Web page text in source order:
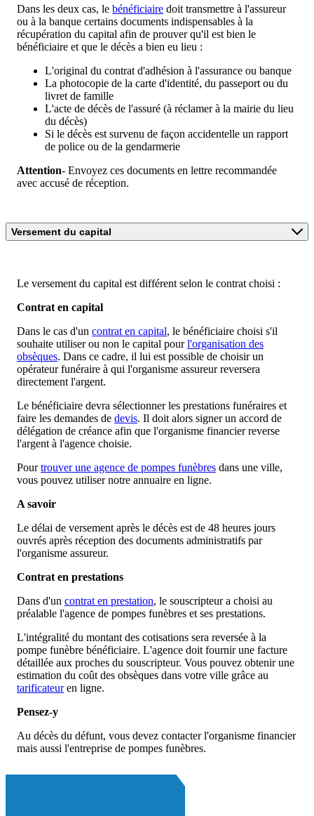
Dans les deux cas, le bénéficiaire doit transmettre à l'assureur
ou à la banque certains documents indispensables à la
récupération du capital afin de prouver qu'il est bien le
bénéficiaire et que le décès a bien eu lieu :
L'original du contrat d'adhésion à l'assurance ou banque
La photocopie de la carte d'identité, du passeport ou du
livret de famille
L'acte de décès de l'assuré (à réclamer à la mairie du lieu
du décès)
Si le décès est survenu de façon accidentelle un rapport
de police ou de la gendarmerie
Attention- Envoyez ces documents en lettre recommandée
avec accusé de réception.
Versement du capital
Le versement du capital est différent selon le contrat choisi :
Contrat en capital
Dans le cas d'un contrat en capital, le bénéficiaire choisi s'il
souhaite utiliser ou non le capital pourl'organisation des
obsèques. Dans ce cadre, il lui est possible de choisir un
opérateur funéraire à qui l'organisme assureur reversera
directement l'argent.
Le bénéficiaire devra sélectionner les prestations funéraires et
faire les demandes de devis. Il doit alors signer un accord de
délégation de créance afin que l'organisme financier reverse
l'argent à l'agence choisie.
Pourtrouver une agence de pompes funèbres dans une ville,
vous pouvez utiliser notre annuaire en ligne.
A savoir
Le délai de versement après le décès est de 48 heures jours
ouvrés après réception des documents administratifs par
l'organisme assureur.
Contrat en prestations
Dans d'un contrat en prestation, le souscripteur a choisi au
préalable l'agence de pompes funèbres et ses prestations.
L'intégralité du montant des cotisations sera reversée à la
pompe funèbre bénéficiaire. L'agence doit fournir une facture
détaillée aux proches du souscripteur. Vous pouvez obtenir une
estimation du coût des obsèques dans votre ville grâce au
tarificateuren ligne.
Pensez-y
Au décès du défunt, vous devez contacter l'organisme financier
mais aussi l'entreprise de pompes funèbres.